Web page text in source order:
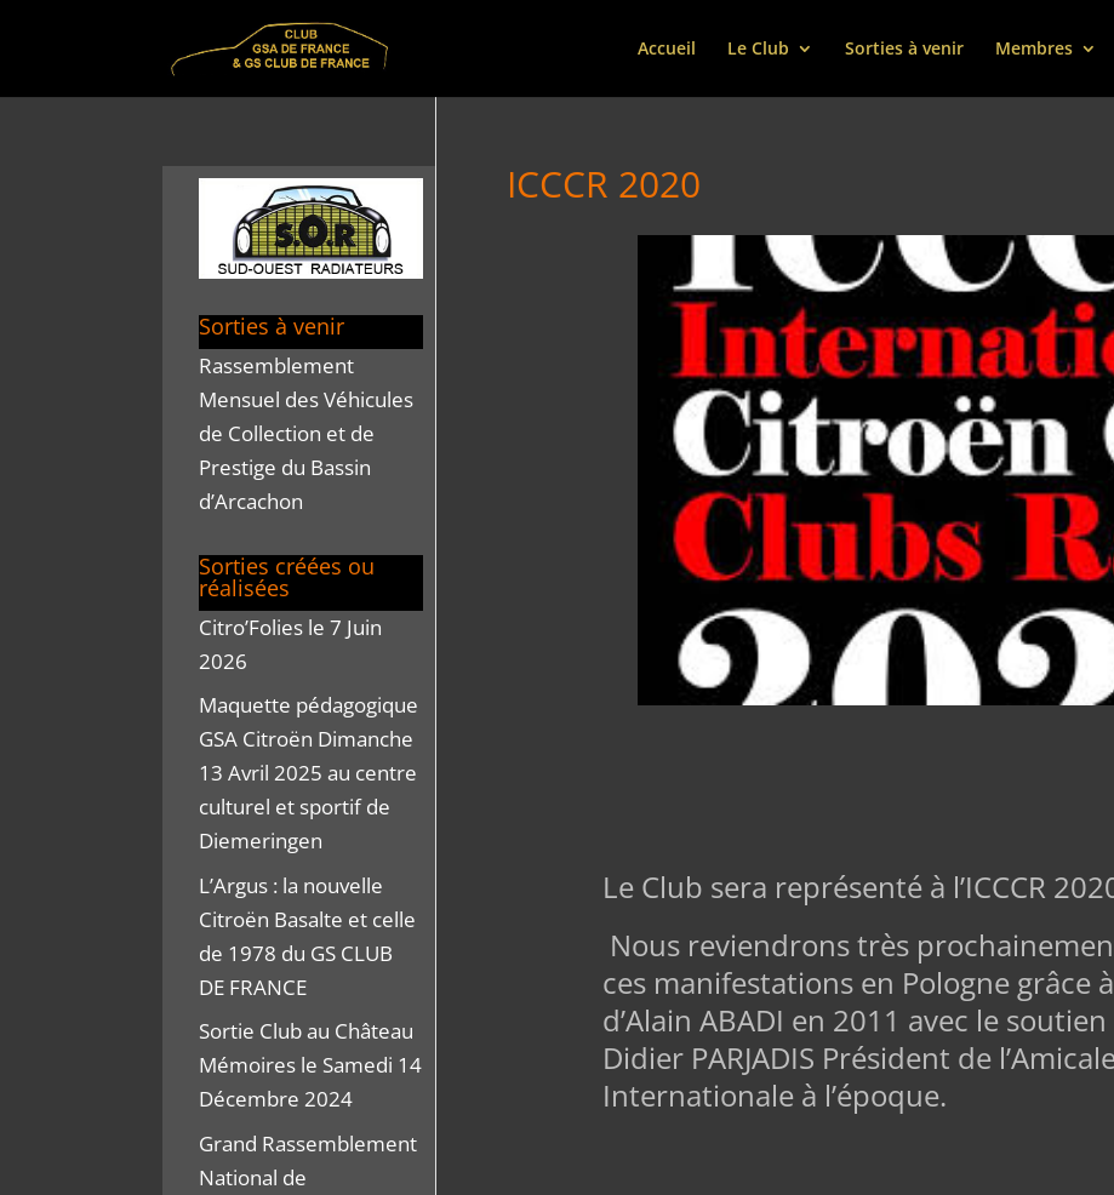
Accueil Le Club Sorties à venir Membres
ICCCR 2020
Le Club sera représenté à l’ICCCR
Nous reviendrons très
ces manifestations en Pologne grâce
d’Alain ABADI en 2011 avec le
Didier PARJADIS Président de
Internationale à l’époque.
Sorties à venir
Rassemblement
Mensuel des Véhicules
de Collection et de
Prestige du Bassin
d’Arcachon
Sorties créées ou
réalisées
Citro’Folies le 7 Juin
2026
Maquette pédagogique
GSA Citroën Dimanche
13 Avril 2025 au centre
culturel et sportif de
Diemeringen
L’Argus : la nouvelle
Citroën Basalte et celle
de 1978 du GS CLUB
DE FRANCE
Sortie Club au Château
Mémoires le Samedi 14
Décembre 2024
Grand Rassemblement
National de